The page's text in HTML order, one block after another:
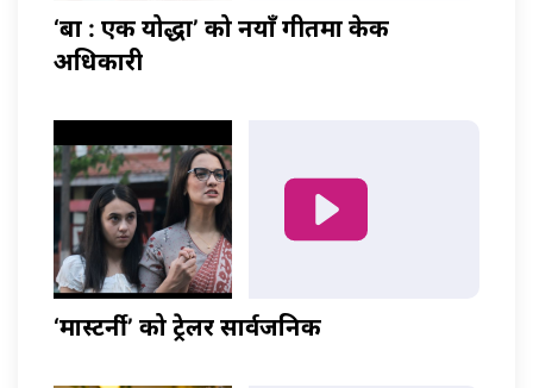
‘बा : एक योद्धा’ को नयाँ गीतमा केकी
अधिकारी
‘मास्टर्नी’ को ट्रेलर सार्वजनिक